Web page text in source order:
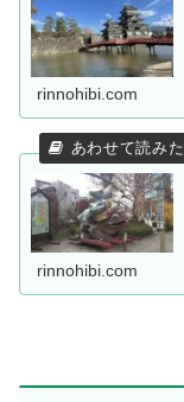
rinnohibi.com
rinnohibi.com